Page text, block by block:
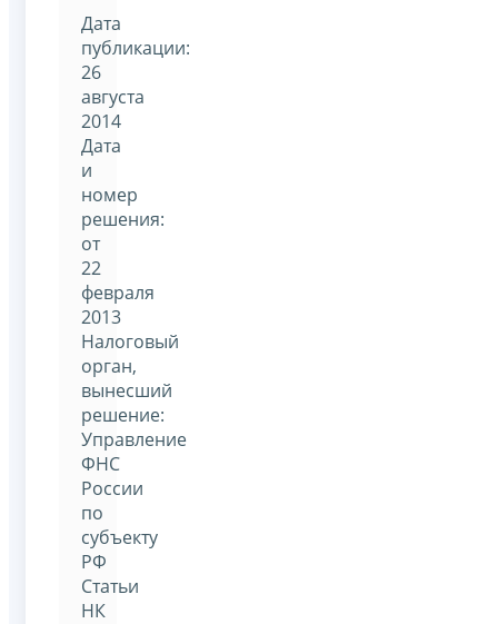
Дата
публикации:
26
августа
2014
Дата
и
номер
решения:
от
22
февраля
2013
Налоговый
орган,
вынесший
решение:
Управление
ФНС
России
по
субъекту
РФ
Статьи
НК